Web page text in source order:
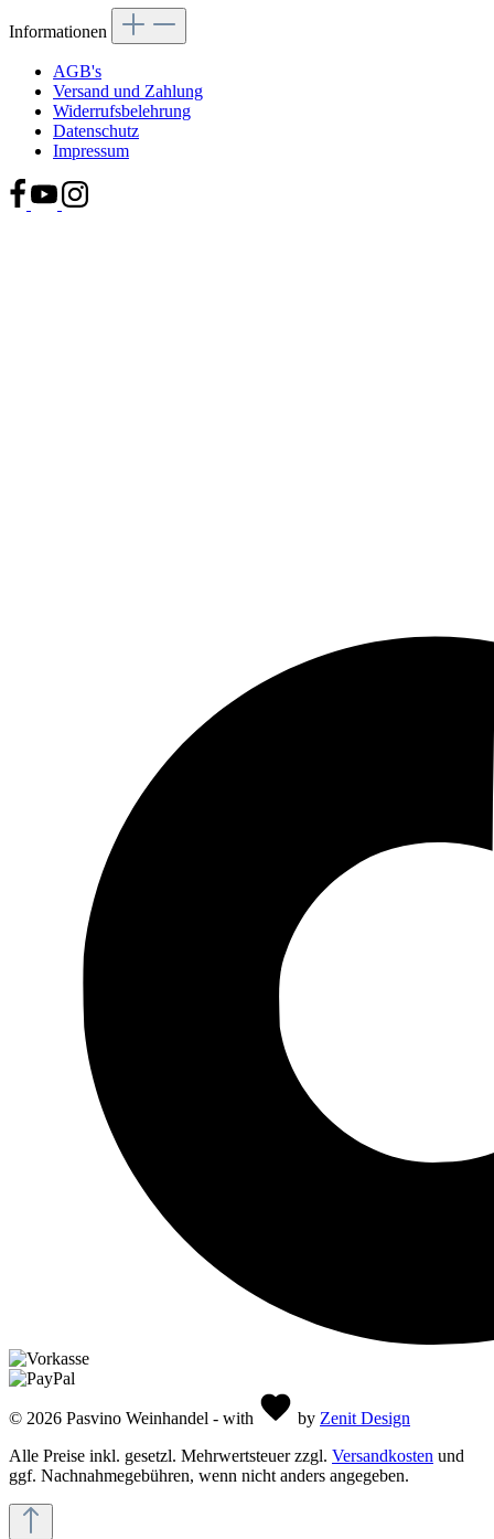
Informationen
AGB's
Versand und Zahlung
Widerrufsbelehrung
Datenschutz
Impressum
© 2026 Pasvino Weinhandel - with by Zenit Design
Alle Preise inkl. gesetzl. Mehrwertsteuer zzgl. Versandkosten und
ggf. Nachnahmegebühren, wenn nicht anders angegeben.